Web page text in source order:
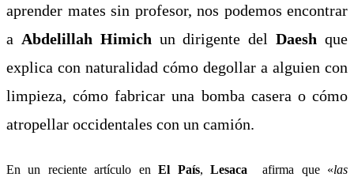
aprender mates sin profesor, nos podemos encontrar
a Abdelillah Himich un dirigente delDaesh que
explica con naturalidad cómo degollar a alguien con
limpieza, cómo fabricar una bomba casera o cómo
atropellar occidentales con un camión.
En un reciente artículo enEl País,Lesaca afirma que «las